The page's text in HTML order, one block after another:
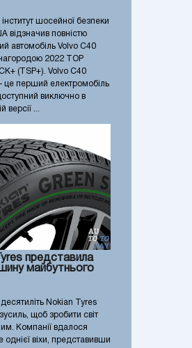
шосейної безпеки
відзначив повністю
автомобіль Volvo C40
2022 TOP
(TSP+). Volvo C40
це перший електромобіль
виключно в
версії ...
представила
майбутнього
Nokian Tyres
щоб зробити світ
Компанії вдалося
однієї віхи, представивши